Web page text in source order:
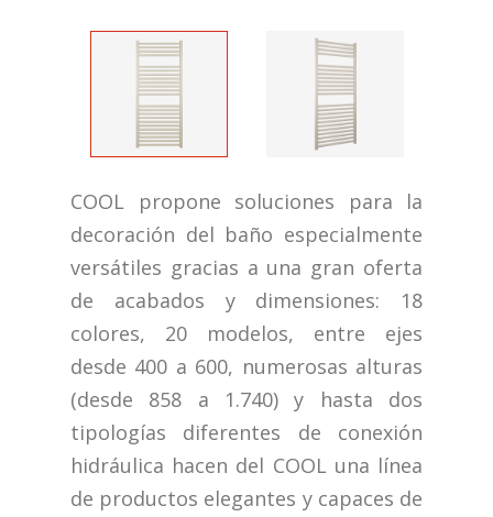
COOL propone soluciones para la
decoración del baño especialmente
versátiles gracias a una gran oferta
de acabados y dimensiones: 18
colores, 20 modelos, entre ejes
desde 400 a 600, numerosas alturas
(desde 858 a 1.740) y hasta dos
tipologías diferentes de conexión
hidráulica hacen del COOL una línea
de productos elegantes y capaces de